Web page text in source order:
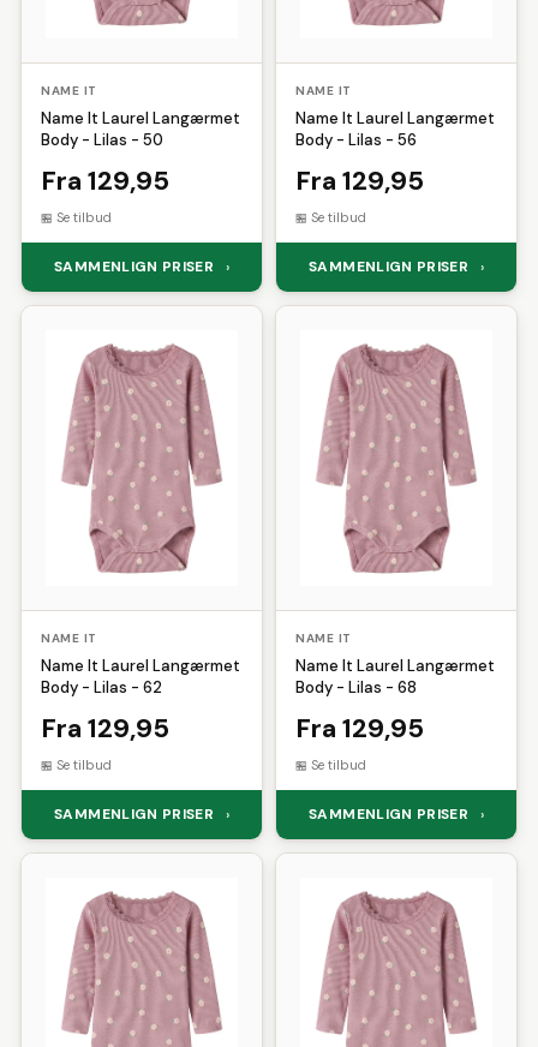
NAME IT
Name It Laurel Langærmet
Body - Lilas - 50
Fra 129,95
Se tilbud
SAMMENLIGN PRISER ›
NAME IT
Name It Laurel Langærmet
Body - Lilas - 56
Fra 129,95
Se tilbud
SAMMENLIGN PRISER ›
NAME IT
Name It Laurel Langærmet
Body - Lilas - 62
Fra 129,95
Se tilbud
SAMMENLIGN PRISER ›
NAME IT
Name It Laurel Langærmet
Body - Lilas - 68
Fra 129,95
Se tilbud
SAMMENLIGN PRISER ›